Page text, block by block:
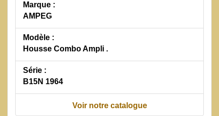
Marque :
AMPEG
Modèle :
Housse Combo Ampli .
Série :
B15N 1964
Voir notre catalogue